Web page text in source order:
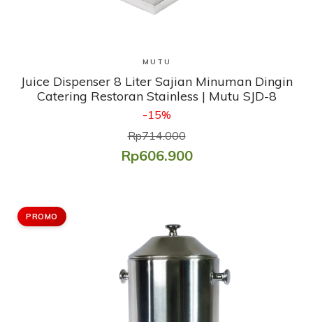
Lihat Produk
MUTU
Juice Dispenser 8 Liter Sajian Minuman Dingin
Catering Restoran Stainless | Mutu SJD-8
-15%
Rp714.000
Rp606.900
PROMO